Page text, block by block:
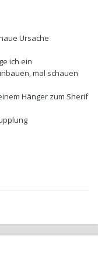
Ursache
ich ein
mal schauen
Hänger zum Sherif